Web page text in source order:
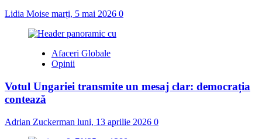
Lidia Moise marți, 5 mai 2026 0
Afaceri Globale
Opinii
Votul Ungariei transmite un mesaj clar: democrația
contează
Adrian Zuckerman luni, 13 aprilie 2026 0